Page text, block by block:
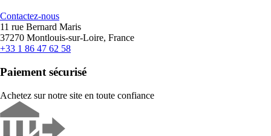
Contactez-nous
11 rue Bernard Maris
37270 Montlouis-sur-Loire, France
+33 1 86 47 62 58
Paiement sécurisé
Achetez sur notre site en toute confiance